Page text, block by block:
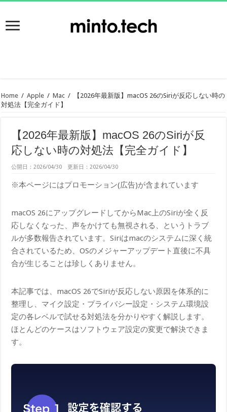
Home / Apple / Mac /
【2026年最新版】macOS 26のSiriが反応しない時の
対処法【完全ガイド】
【2026年最新版】macOS 26のSiriが反
応しない時の対処法【完全ガイド】
公開日：2026/04/30 更新日：2026/04/30
※本ページにはプロモーション(広告)が含まれています
macOS 26にアップグレードしてからMac上のSiriが全く反
応しなくなった、声をかけても無視される、というトラブ
ルが多数報告されています。Siriはmacのシステムに深く統
合されているため、OSのメジャーアップデート直後に不具
合が生じることは珍しくありません。
本記事では、macOS 26でSiriが反応しない原因を体系的に
整理し、マイク設定・プライバシー設定・システム環境設
定の各レベルで試せる対処法を分かりやすく解説します。
ほとんどのケースはソフトウェア設定の変更で解決できま
す。